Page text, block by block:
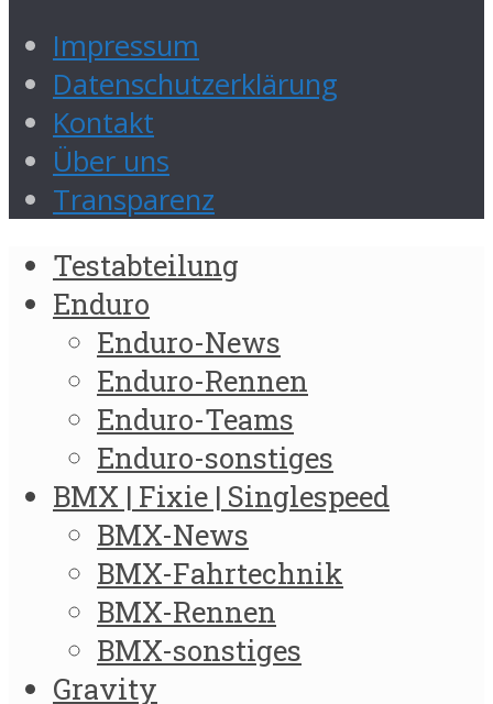
Impressum
Datenschutzerklärung
Kontakt
Über uns
Transparenz
Testabteilung
Enduro
Enduro-News
Enduro-Rennen
Enduro-Teams
Enduro-sonstiges
BMX | Fixie | Singlespeed
BMX-News
BMX-Fahrtechnik
BMX-Rennen
BMX-sonstiges
Gravity